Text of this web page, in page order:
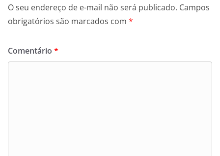
O seu endereço de e-mail não será publicado. Campos
obrigatórios são marcados com *
Comentário *